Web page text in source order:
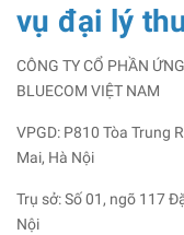
vụ đại lý
CÔNG TY CỔ PHẦN
BLUECOM VIỆT NAM
VPGD: P810 Tòa Trung
Mai, Hà Nội
Trụ sở: Số 01, ngõ 117
Nội